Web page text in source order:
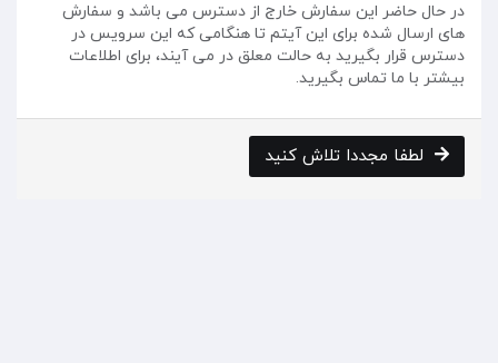
در حال حاضر این سفارش خارج از دسترس می باشد و سفارش
های ارسال شده برای این آیتم تا هنگامی که این سرویس در
دسترس قرار بگیرید به حالت معلق در می آیند، برای اطلاعات
بیشتر با ما تماس بگیرید.
لطفا مجددا تلاش کنید